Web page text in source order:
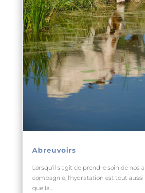
Abreuvoirs
Lorsqu'il s'agit de prendre soin de nos
compagnie, l'hydratation est tout
que la...